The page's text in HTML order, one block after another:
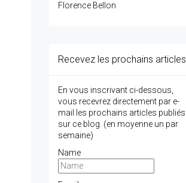
Florence Bellon
Recevez les prochains articles
En vous inscrivant ci-dessous,
vous recevrez directement par e-
mail les prochains articles publiés
sur ce blog. (en moyenne un par
semaine)
Name